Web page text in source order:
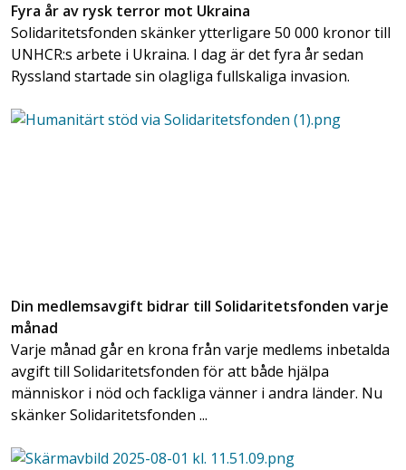
Fyra år av rysk terror mot Ukraina
Solidaritetsfonden skänker ytterligare 50 000 kronor till
UNHCR:s arbete i Ukraina. I dag är det fyra år sedan
Ryssland startade sin olagliga fullskaliga invasion.
Din medlemsavgift bidrar till Solidaritetsfonden varje
månad
Varje månad går en krona från varje medlems inbetalda
avgift till Solidaritetsfonden för att både hjälpa
människor i nöd och fackliga vänner i andra länder. Nu
skänker Solidaritetsfonden ...